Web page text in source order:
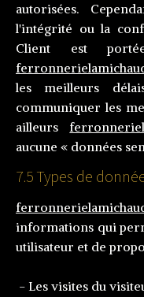
autorisées.
l'intégrité ou la
Client est
les meilleurs
communiquer les
ailleurs
aucune « données
7.5 Types de
informations qui
utilisateur et de
- Les visites du